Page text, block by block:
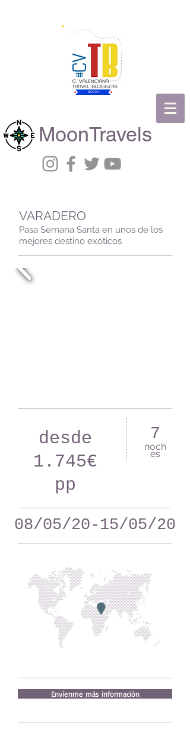
MoonTravels
VARADERO
Pasa Semana Santa en unos de los
mejores destino exóticos
desde
1.745€
pp
7
noch
es
08/05/20-15/05/20
Envíenme más información